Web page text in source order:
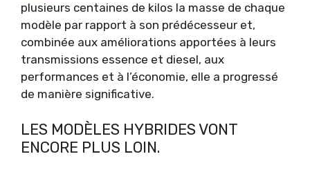
plusieurs centaines de kilos la masse de chaque
modèle par rapport à son prédécesseur et,
combinée aux améliorations apportées à leurs
transmissions essence et diesel, aux
performances et à l’économie, elle a progressé
de manière significative.
LES MODÈLES HYBRIDES VONT
ENCORE PLUS LOIN.